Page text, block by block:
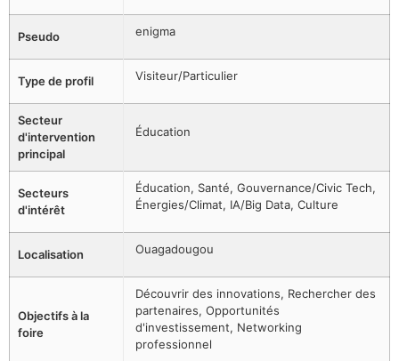
Pseudo enigma
Type de profil Visiteur/Particulier
Secteur
d'intervention
principal
Éducation
Secteurs
d'intérêt
Éducation, Santé, Gouvernance/Civic Tech,
Énergies/Climat, IA/Big Data, Culture
Localisation Ouagadougou
Objectifs à la
foire
Découvrir des innovations, Rechercher des
partenaires, Opportunités
d'investissement, Networking
professionnel